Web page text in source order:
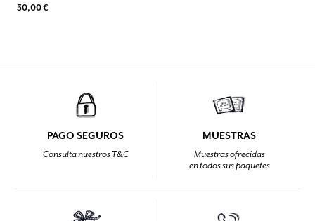
50,00 €
PAGO SEGUROS
Consulta nuestros T&C
MUESTRAS
Muestras ofrecidas
en todos sus paquetes